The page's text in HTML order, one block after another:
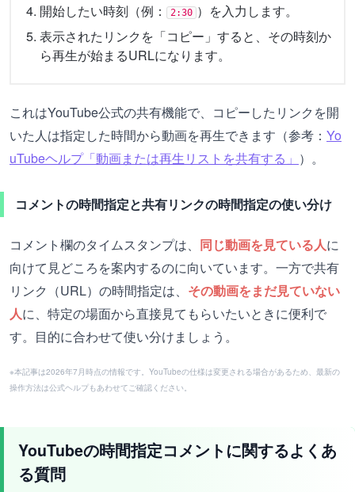
開始したい時刻（例：
2:30 ）を入力します。
表示されたリンクを「コピー」すると、その時刻か
ら再生が始まるURLになります。
これはYouTube公式の共有機能で、コピーしたリンクを開
いた人は指定した時間から動画を再生できます（参考： Yo
uTubeヘルプ「動画または再生リストを共有する」 ）。
コメントの時間指定と共有リンクの時間指定の使い分け
コメント欄のタイムスタンプは、 同じ動画を見ている人に
向けて見どころを案内するのに向いています。一方で共有
リンク（URL）の時間指定は、 その動画をまだ見ていない
人に、特定の場面から直接見てもらいたいときに便利で
す。目的に合わせて使い分けましょう。
※本記事は2026年7月時点の情報です。YouTubeの仕様は変更される場合があるため、最新の
操作方法は公式ヘルプもあわせてご確認ください。
YouTubeの時間指定コメントに関するよくあ
る質問